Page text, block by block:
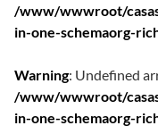
/www/wwwroot/
in-one-schemaorg-
Warning: Undefined
/www/wwwroot/
in-one-schemaorg-